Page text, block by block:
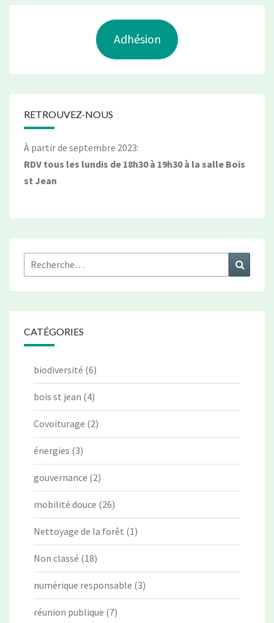
Adhésion
RETROUVEZ-NOUS
À partir de septembre 2023:
RDV tous les lundis de 18h30 à 19h30 à la salle Bois
st Jean
Rechercher :
CATÉGORIES
biodiversité (6)
bois st jean (4)
Covoiturage (2)
énergies (3)
gouvernance (2)
mobilité douce (26)
Nettoyage de la forêt (1)
Non classé (18)
numérique responsable (3)
réunion publique (7)